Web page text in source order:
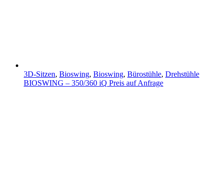
3D-Sitzen, Bioswing, Bioswing, Bürostühle, Drehstühle
BIOSWING – 350/360 iQ Preis auf Anfrage